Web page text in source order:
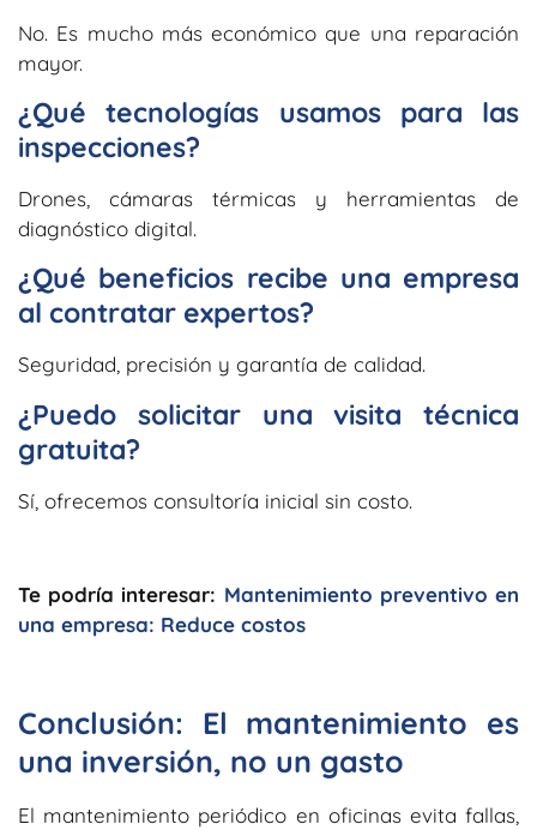
No. Es mucho más económico que una reparación
mayor.
¿Qué tecnologías usamos para las
inspecciones?
Drones, cámaras térmicas y herramientas de
diagnóstico digital.
¿Qué beneficios recibe una empresa
al contratar expertos?
Seguridad, precisión y garantía de calidad.
¿Puedo solicitar una visita técnica
gratuita?
Sí, ofrecemos consultoría inicial sin costo.
Te podría interesar: Mantenimiento preventivo en
una empresa: Reduce costos
Conclusión: El mantenimiento es
una inversión, no un gasto
El mantenimiento periódico en oficinas evitafallas,